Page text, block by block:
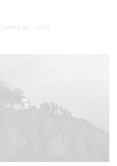
2021